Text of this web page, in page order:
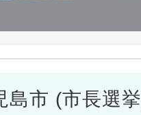
島市 (市長選